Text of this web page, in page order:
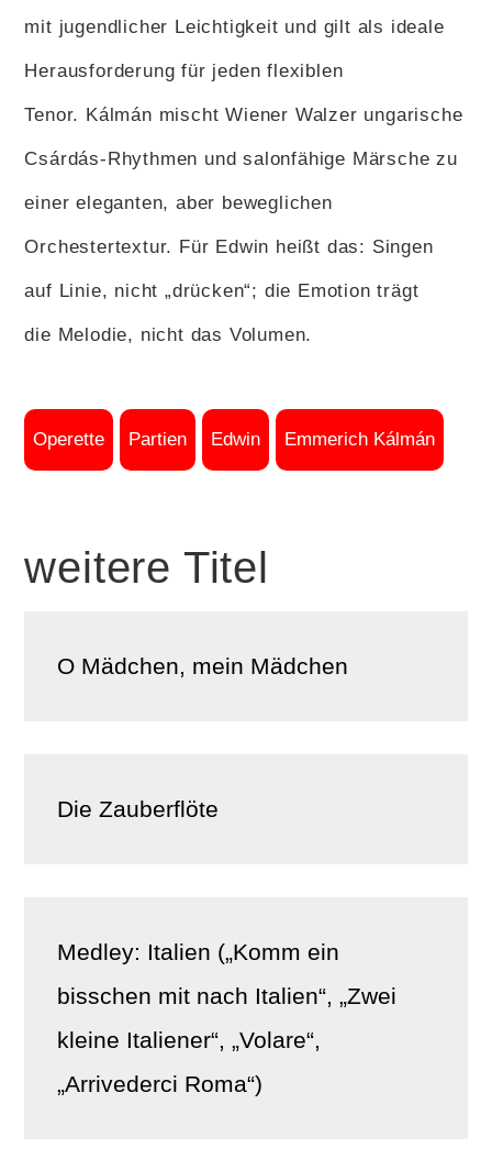
mit jugendlicher Leichtigkeit und gilt als ideale
Herausforderung für jeden flexiblen
Tenor. Kálmán mischt Wiener Walzer ungarische
Csárdás-Rhythmen und salonfähige Märsche zu
einer eleganten, aber beweglichen
Orchestertextur. Für Edwin heißt das: Singen
auf Linie, nicht „drücken“; die Emotion trägt
die Melodie, nicht das Volumen.
Operette Partien Edwin Emmerich Kálmán
weitere Titel
O Mädchen, mein Mädchen
Die Zauberflöte
Medley: Italien („Komm ein
bisschen mit nach Italien“, „Zwei
kleine Italiener“, „Volare“,
„Arrivederci Roma“)